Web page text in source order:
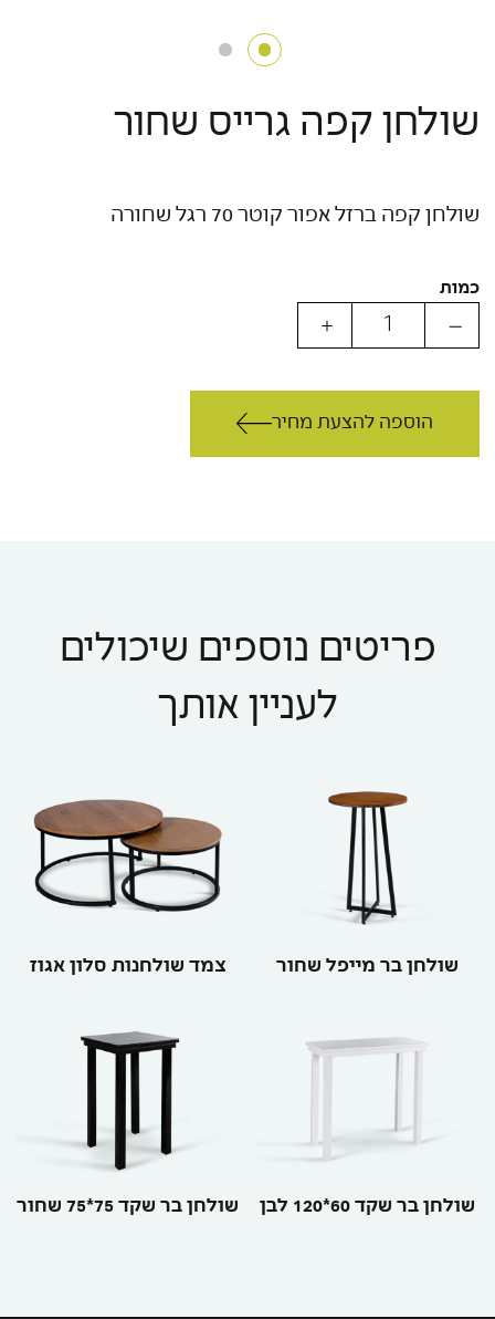
שולחן קפה גרייס שחור
שולחן קפה ברזל אפור קוטר 70 רגל שחורה
כמות
הוספה להצעת מחיר
פריטים נוספים שיכולים
לעניין אותך
שולחן בר מייפל שחור צמד שולחנות סלון אגוז
שולחן בר שקד 60*120 לבן שולחן בר שקד 75*75 שחור